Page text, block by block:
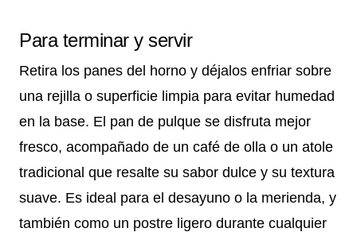
Para terminar y servir
Retira los panes del horno y déjalos enfriar sobre
una rejilla o superficie limpia para evitar humedad
en la base. El pan de pulque se disfruta mejor
fresco, acompañado de un café de olla o un atole
tradicional que resalte su sabor dulce y su textura
suave. Es ideal para el desayuno o la merienda, y
también como un postre ligero durante cualquier